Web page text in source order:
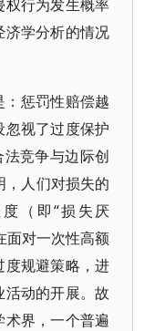
权行为发生概率
济学分析的情况
惩罚性赔偿越
视了过度保护
竞争与边际创
，人们对损失的
（即“损失厌
面对一次性高额
度规避策略，进
动的开展。故
界，一个普遍